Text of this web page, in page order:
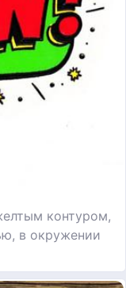
контуром,
в окружении